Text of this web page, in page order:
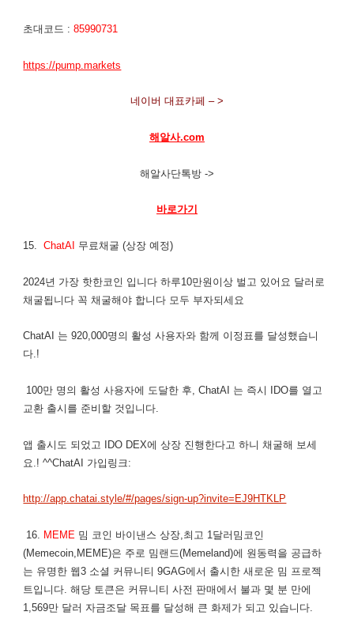
초대코드 :85990731
https://pump.markets
네이버 대표카페 – >
해알사.com
해알사단톡방 ->
바로가기
15.ChatAI 무료채굴 (상장 예정)
2024년 가장 핫한코인 입니다 하루10만원이상 벌고 있어요 달러로
채굴됩니다 꼭 채굴해야 합니다 모두 부자되세요
ChatAI 는 920,000명의 활성 사용자와 함께 이정표를 달성했습니
다.!
100만 명의 활성 사용자에 도달한 후, ChatAI 는 즉시 IDO를 열고
교환 출시를 준비할 것입니다.
앱 출시도 되었고 IDO DEX에 상장 진행한다고 하니 채굴해 보세
요.! ^^ChatAI 가입링크:
http://app.chatai.style/#/pages/sign-up?invite=EJ9HTKLP
16. MEME 밈 코인 바이낸스 상장,최고 1달러밈코인
(Memecoin,MEME)은 주로 밈랜드(Memeland)에 원동력을 공급하
는 유명한 웹3 소셜 커뮤니티 9GAG에서 출시한 새로운 밈 프로젝
트입니다. 해당 토큰은 커뮤니티 사전 판매에서 불과 몇 분 만에
1,569만 달러 자금조달 목표를 달성해 큰 화제가 되고 있습니다.